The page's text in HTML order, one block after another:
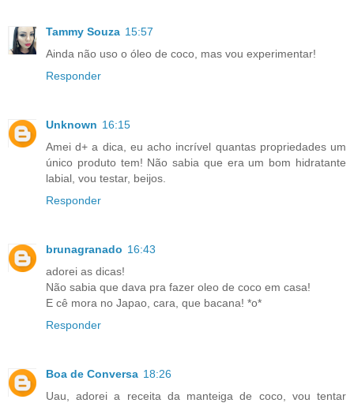
Tammy Souza 15:57
Ainda não uso o óleo de coco, mas vou experimentar!
Responder
Unknown 16:15
Amei d+ a dica, eu acho incrível quantas propriedades um
único produto tem! Não sabia que era um bom hidratante
labial, vou testar, beijos.
Responder
brunagranado 16:43
adorei as dicas!
Não sabia que dava pra fazer oleo de coco em casa!
E cê mora no Japao, cara, que bacana! *o*
Responder
Boa de Conversa 18:26
Uau, adorei a receita da manteiga de coco, vou tentar